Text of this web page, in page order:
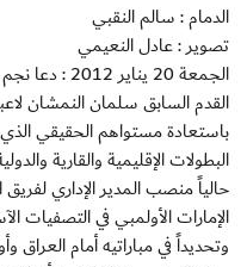
الدمام : سالم النقبي
تصوير : عادل النعيمي
الجمعة 20
القدم السابق سلمان النمشان
باستعادة مستواهم الحقيقي
البطولات الإقليمية والقارية
الإمارات الأولمبي في التصفيات
وتحديداً في مباراتيه أمام العراق